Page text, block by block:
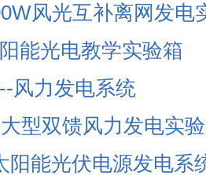
风光互补离网发电
能光电教学实验箱
风力发电系统
大型双馈风力发电实
阳能光伏电源发电系